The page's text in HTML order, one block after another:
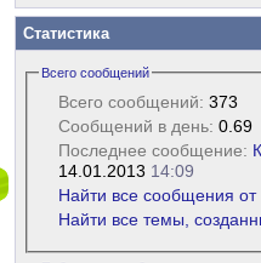
Статистика
Всего сообщений
Всего сообщений: 373
Сообщений в день: 0.69
Последнее сообщение:
14.01.2013 14:09
Найти все сообщения от
Найти все темы,